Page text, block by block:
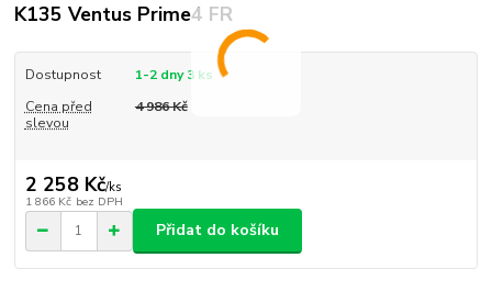
K135 Ventus Prime4 FR
Dostupnost
1-2 dny 3 ks
Cena před
slevou
4 986 Kč
2 258 Kč/ks
1 866 Kč bez DPH
Přidat do košíku